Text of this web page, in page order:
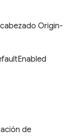
Origin-
de